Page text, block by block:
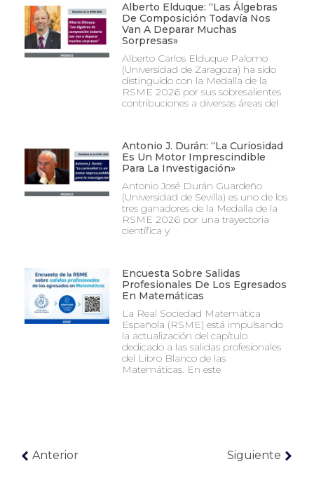
Alberto Elduque: “Las Álgebras
De Composición Todavía Nos
Van A Deparar Muchas
Sorpresas»
Alberto Carlos Elduque Palomo
(Universidad de Zaragoza) ha sido
distinguido con la Medalla de la
RSME 2026 por sus sobresalientes
contribuciones a diversas áreas del
Antonio J. Durán: “La Curiosidad
Es Un Motor Imprescindible
Para La Investigación»
Antonio José Durán Guardeño
(Universidad de Sevilla) es uno de los
tres ganadores de la Medalla de la
RSME 2026 por una trayectoria
científica y
Encuesta Sobre Salidas
Profesionales De Los Egresados
En Matemáticas
La Real Sociedad Matemática
Española (RSME) está impulsando
la actualización del capítulo
dedicado a las salidas profesionales
del Libro Blanco de las
Matemáticas. En este
Anterior Siguiente